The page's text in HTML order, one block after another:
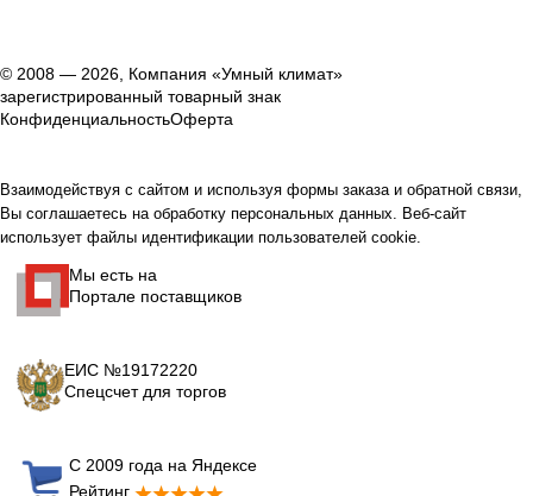
© 2008 — 2026, Компания «Умный климат»
зарегистрированный товарный знак
КонфиденциальностьОферта
Взаимодействуя с сайтом и используя формы заказа и обратной связи,
Вы соглашаетесь на обработку персональных данных. Веб-сайт
использует файлы идентификации пользователей cookie.
Мы есть на
Портале поставщиков
ЕИС №19172220
Спецсчет для торгов
С 2009 года на Яндексе
Рейтинг